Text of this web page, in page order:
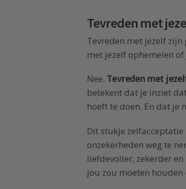
Tevreden met
Tevreden met jezelf
met jezelf ophemelen
Nee. Tevreden met
betekent dat je inziet
hoeft te doen. En dat je
Dit stukje
onzekerheden weg te
liefdevoller, zekerder
jou zou moeten houden